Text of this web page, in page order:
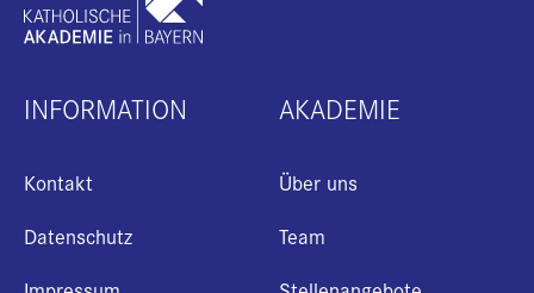
INFORMATION
Kontakt
Datenschutz
AKADEMIE
Über uns
Team